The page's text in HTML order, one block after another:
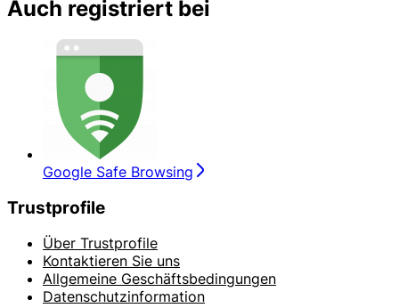
Auch registriert bei
Google Safe Browsing
Trustprofile
Über Trustprofile
Kontaktieren Sie uns
Allgemeine Geschäftsbedingungen
Datenschutzinformation